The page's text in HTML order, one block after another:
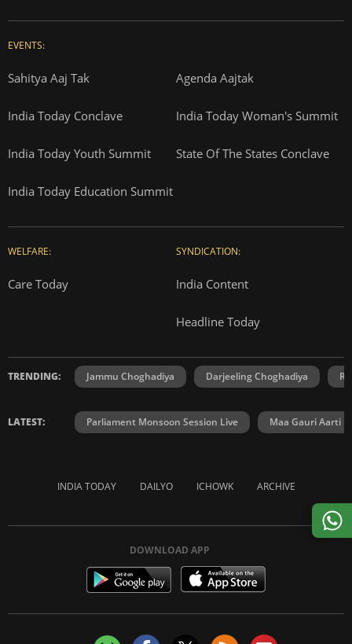
EVENTS:
Sahitya Aaj Tak Agenda Aajtak
India Today Conclave India Today Woman's Summit
India Today Youth Summit State Of The States Conclave
India Today Education Summit
WELFARE:
Care Today
SYNDICATION:
India Content
Headline Today
TRENDING: Jammu Choghadiya Darjeeling Choghadiya
LATEST: Parliament Monsoon Session Live Maa Gauri Aarti
INDIA TODAY DAILYO ICHOWK ARCHIVE
DOWNLOAD APP